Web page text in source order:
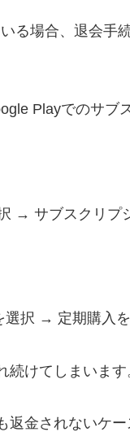
る場合、退会手
Playでのサブ
→ サブスクリプ
択 → 定期購入
けてしまいます
返金されないケ